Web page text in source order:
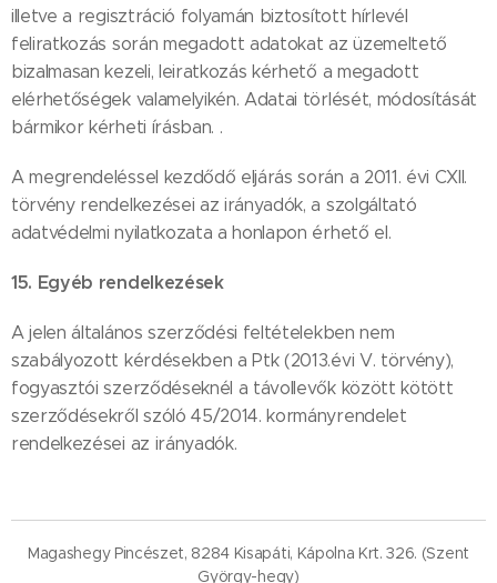
illetve a regisztráció folyamán biztosított hírlevél
feliratkozás során megadott adatokat az üzemeltető
bizalmasan kezeli, leiratkozás kérhető a megadott
elérhetőségek valamelyikén. Adatai törlését, módosítását
bármikor kérheti írásban. .
A megrendeléssel kezdődő eljárás során a 2011. évi CXII.
törvény rendelkezései az irányadók, a szolgáltató
adatvédelmi nyilatkozata a honlapon érhető el.
15. Egyéb rendelkezések
A jelen általános szerződési feltételekben nem
szabályozott kérdésekben a Ptk (2013.évi V. törvény),
fogyasztói szerződéseknél a távollevők között kötött
szerződésekről szóló 45/2014. kormányrendelet
rendelkezései az irányadók.
Magashegy Pincészet, 8284 Kisapáti, Kápolna Krt. 326. (Szent
György-hegy)